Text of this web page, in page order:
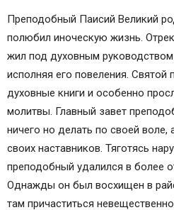
Песнь 1
Седален, глас 2-й
Кондак, глас 2-й.
Канон преподобному Паисию
Канон во Вселенские Субботы
Преподобный Паисий Великий
полюбил иноческую жизнь.
жил под духовным
исполняя его повеления.
духовные книги и особенно
молитвы. Главный завет
ничего но делать по своей
своих наставников. Тяготясь
преподобный удалился в более
Однажды он был восхищен в
там причаститься